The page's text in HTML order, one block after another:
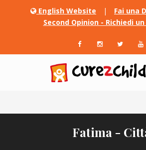
English Website | Fai una
Second Opinion - Richiedi
Fatima -